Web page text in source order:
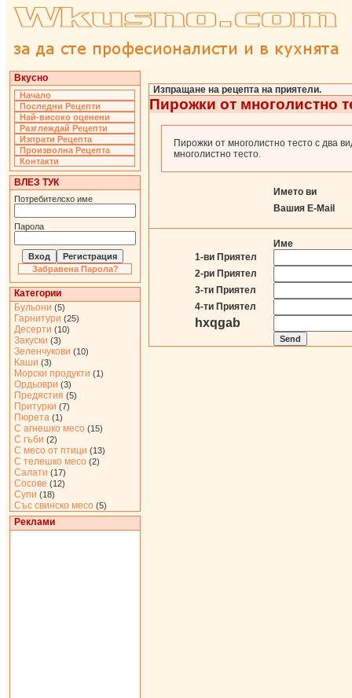
Вкусно
Начало
Последни Рецепти
Най-високо оценени
Разглеждай Рецепти
Изпрати Рецепта
Произволна Рецепта
Контакти
ВЛЕЗ ТУК
Потребителско име
Парола
Забравена Парола?
Категории
Бульони (5)
Гарнитури (25)
Десерти (10)
Закуски (3)
Зеленчукови (10)
Каши (3)
Морски продукти (1)
Ордьоври (3)
Предястия (5)
Притурки (7)
Пюрета (1)
С агнешко месо (15)
С гъби (2)
С месо от птици (13)
С телешко месо (2)
Салати (17)
Сосове (12)
Супи (18)
Със свинско месо (5)
Реклами
Изпращане на рецепта на приятели.
Пирожки от многолистно
Пирожки от многолистно тесто с два
многолистно тесто.
Името ви
Вашия E-Mail
Име
1-ви Приятел
2-ри Приятел
3-ти Приятел
4-ти Приятел
hxqgab